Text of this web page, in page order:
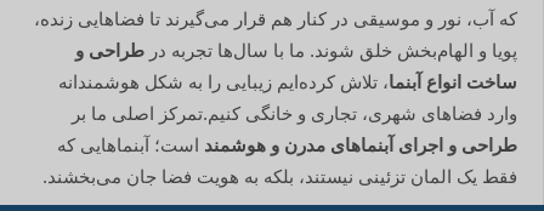
که آب، نور و موسیقی در کنار هم قرار می‌گیرند تا فضاهایی زنده،
پویا و الهام‌بخش خلق شوند. ما با سال‌ها تجربه درطراحی و
ساخت انواع آبنما، تلاش کرده‌ایم زیبایی را به شکل هوشمندانه
وارد فضاهای شهری، تجاری و خانگی کنیم.تمرکز اصلی ما بر
طراحی و اجرای آبنماهای مدرن و هوشمند است؛ آبنماهایی که
فقط یک المان تزئینی نیستند، بلکه به هویت فضا جان می‌بخشند.